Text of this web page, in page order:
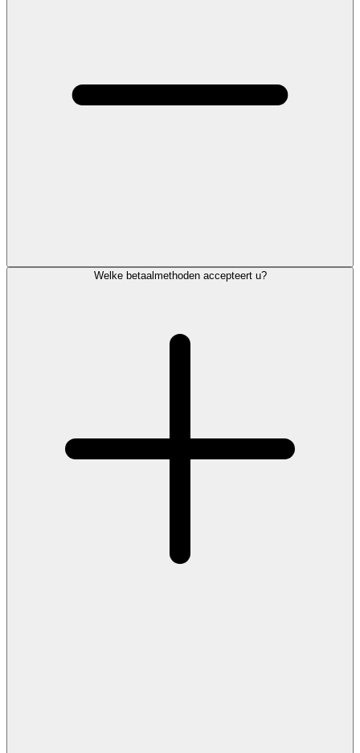
Welke betaalmethoden accepteert u?